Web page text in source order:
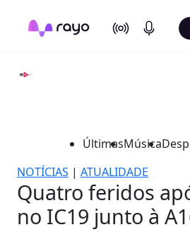
On Air Podcasts
ÚltimasMúsica
NOTÍCIAS | ATUALIDADE
Quatro feridos
no IC19 junto à